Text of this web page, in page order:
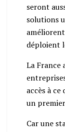
seront
solutions
déploient
La France
accès à
un
Car une